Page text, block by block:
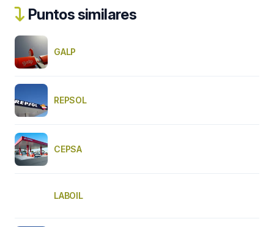
Puntos similares
GALP
REPSOL
CEPSA
LABOIL